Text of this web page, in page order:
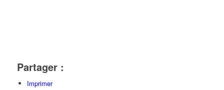
Partager :
Imprimer